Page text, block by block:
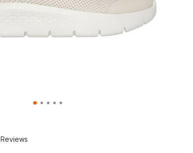
Reviews